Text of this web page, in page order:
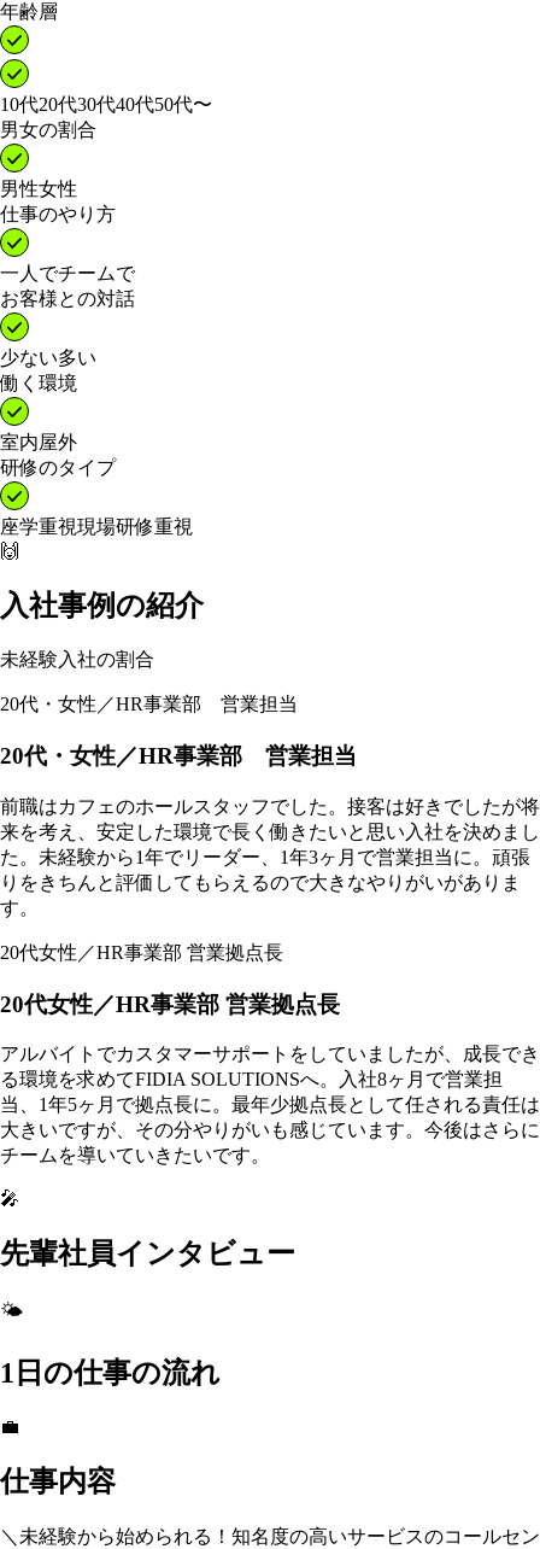
年齢層
10代20代30代40代50代〜
男女の割合
男性女性
仕事のやり方
一人でチームで
お客様との対話
少ない多い
働く環境
室内屋外
研修のタイプ
座学重視現場研修重視
🙌
入社事例の紹介
未経験入社の割合
20代・女性／HR事業部 営業担当
20代・女性／HR事業部 営業担当
前職はカフェのホールスタッフでした。接客は好きでしたが将
来を考え、安定した環境で長く働きたいと思い入社を決めまし
た。未経験から1年でリーダー、1年3ヶ月で営業担当に。頑張
りをきちんと評価してもらえるので大きなやりがいがありま
す。
20代女性／HR事業部 営業拠点長
20代女性／HR事業部 営業拠点長
アルバイトでカスタマーサポートをしていましたが、成長でき
る環境を求めてFIDIA SOLUTIONSへ。入社8ヶ月で営業担
当、1年5ヶ月で拠点長に。最年少拠点長として任される責任は
大きいですが、その分やりがいも感じています。今後はさらに
チームを導いていきたいです。
🎤
先輩社員インタビュー
🌤️
1日の仕事の流れ
💼
仕事内容
＼未経験から始められる！知名度の高いサービスのコールセン